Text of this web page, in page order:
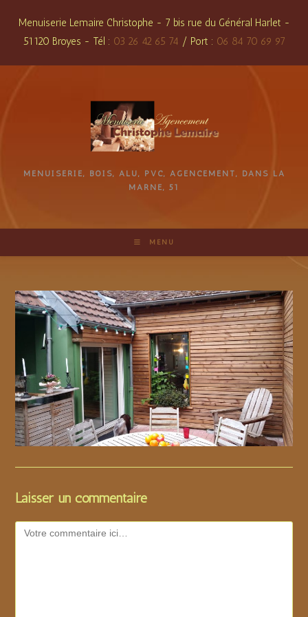
content
Menuiserie Lemaire Christophe - 7 bis rue du Général Harlet -
51120 Broyes - Tél : 03 26 42 65 74 / Port : 06 84 70 69 97
MENUISERIE, BOIS, ALU, PVC, AGENCEMENT, DANS LA
MARNE, 51
MENU
Laisser un commentaire
Comment